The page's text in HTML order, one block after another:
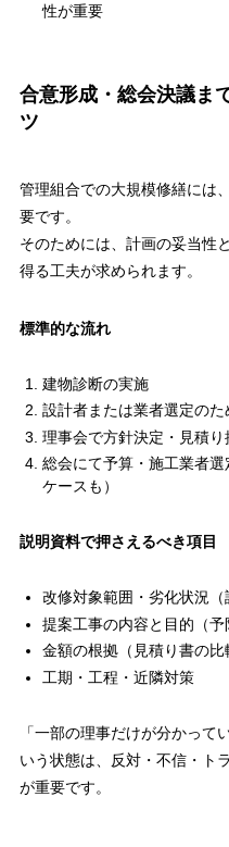
性が重要
合意形成・総会決議ま
ツ
管理組合での大規模修繕には
要です。
そのためには、計画の妥当性
得る工夫が求められます。
標準的な流れ
建物診断の実施
設計者または業者選定の
理事会で方針決定・見積
総会にて予算・施工業者
ケースも）
説明資料で押さえるべき項目
改修対象範囲・劣化状況（
提案工事の内容と目的（予
金額の根拠（見積り書の比
工期・工程・近隣対策
「一部の理事だけが分かって
いう状態は、反対・不信・ト
が重要です。